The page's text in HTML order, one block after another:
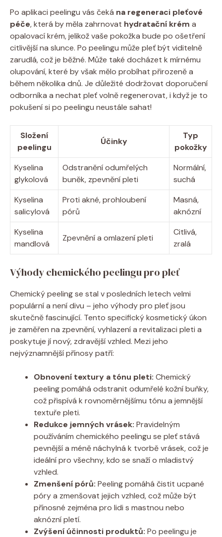
Po aplikaci peelingu vás čeká na regeneraci pleťové
péče, která by měla zahrnovat hydratační krém a
opalovací krém, jelikož vaše pokožka bude po ošetření
citlivější na slunce. Po peelingu může pleť být viditelně
zarudlá, což je běžné. Může také docházet k mírnému
olupování, které by však mělo probíhat přirozeně a
během několika dnů. Je důležité dodržovat doporučení
odborníka a nechat pleť volně regenerovat, i když je to
pokušení si po peelingu neustále sahat!
Složení
peelingu
Účinky
Typ
pokožky
Kyselina
glykolová
Odstranění odumřelých
buněk, zpevnění pleti
Normální,
suchá
Kyselina
salicylová
Proti akné, prohloubení
pórů
Masná,
aknózní
Kyselina
mandlová
Zpevnění a omlazení pleti
Citlivá,
zralá
Výhody chemického peelingu pro pleť
Chemický peeling se stal v posledních letech velmi
populární a není divu – jeho výhody pro pleť jsou
skutečně fascinující. Tento specifický kosmetický úkon
je zaměřen na zpevnění, vyhlazení a revitalizaci pleti a
poskytuje jí nový, zdravější vzhled. Mezi jeho
nejvýznamnější přínosy patří:
Obnovení textury a tónu pleti: Chemický
peeling pomáhá odstranit odumřelé kožní buňky,
což přispívá k rovnoměrnějšímu tónu a jemnější
textuře pleti.
Redukce jemných vrásek: Pravidelným
používáním chemického peelingu se pleť stává
pevnější a méně náchylná k tvorbě vrásek, což je
ideální pro všechny, kdo se snaží o mladistvý
vzhled.
Zmenšení pórů: Peeling pomáhá čistit ucpané
póry a zmenšovat jejich vzhled, což může být
přínosné zejména pro lidi s mastnou nebo
aknózní pletí.
Zvýšení účinnosti produktů: Po peelingu je